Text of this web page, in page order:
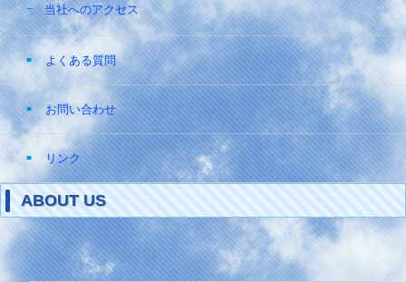
当社へのアクセス
よくある質問
お問い合わせ
リンク
ABOUT US